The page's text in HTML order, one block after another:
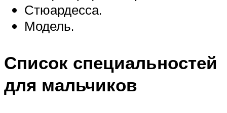
Стюардесса.
Модель.
Список специальностей
для мальчиков